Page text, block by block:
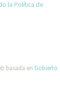
la Política de
basada en Gobierto